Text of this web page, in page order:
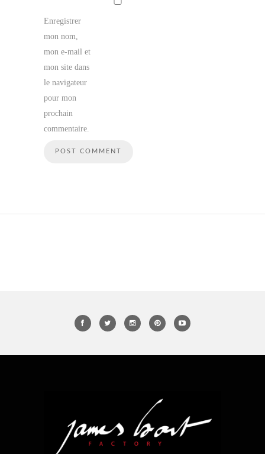
Enregistrer
mon nom,
mon e-mail et
mon site dans
le navigateur
pour mon
prochain
commentaire.